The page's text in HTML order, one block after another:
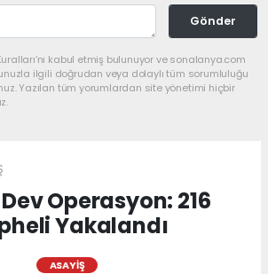
Gönder
kabul etmiş bulunuyor ve sonalanya.com
ilgili doğrudan veya dolaylı tüm sorumluluğu
Yazılan tüm yorumlardan site yönetimi hiçbir
Operasyon: 216
Yakalandı
ASAYİŞ